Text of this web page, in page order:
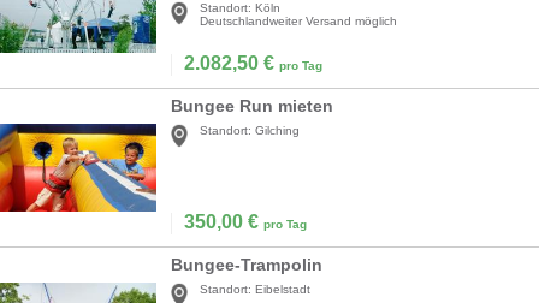
Standort: Köln
Deutschlandweiter Versand möglich
2.082,50 € pro Tag
Bungee Run mieten
Standort: Gilching
350,00 € pro Tag
Bungee-Trampolin
Standort: Eibelstadt